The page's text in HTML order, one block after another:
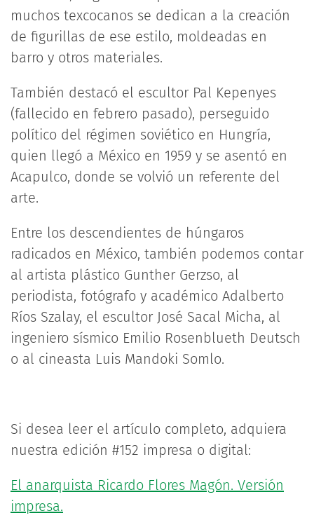
muchos texcocanos se dedican a la creación
de figurillas de ese estilo, moldeadas en
barro y otros materiales.
También destacó el escultor Pal Kepenyes
(fallecido en febrero pasado), perseguido
político del régimen soviético en Hungría,
quien llegó a México en 1959 y se asentó en
Acapulco, donde se volvió un referente del
arte.
Entre los descendientes de húngaros
radicados en México, también podemos contar
al artista plástico Gunther Gerzso, al
periodista, fotógrafo y académico Adalberto
Ríos Szalay, el escultor José Sacal Micha, al
ingeniero sísmico Emilio Rosenblueth Deutsch
o al cineasta Luis Mandoki Somlo.
Si desea leer el artículo completo, adquiera
nuestra edición #152 impresa o digital:
El anarquista Ricardo Flores Magón. Versión
impresa.